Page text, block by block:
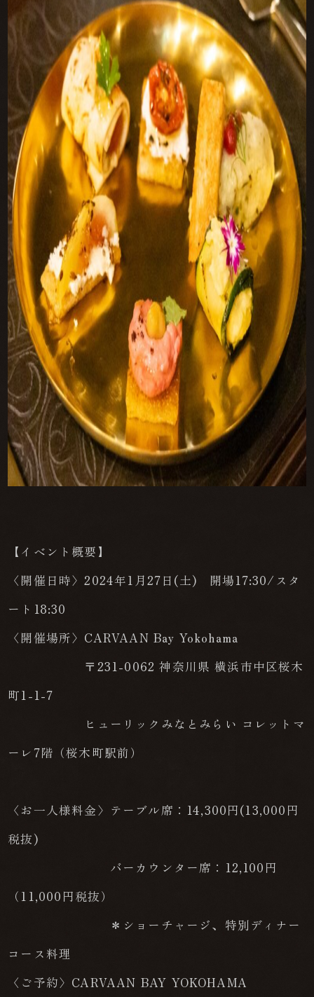
【イベント概要】
〈開催日時〉2024年1月27日(土) 開場17:30/スタ
ート18:30
〈開催場所〉CARVAAN Bay Yokohama
〒231-0062 神奈川県 横浜市中区桜木
町1-1-7
ヒューリックみなとみらい コレットマ
ーレ7階（桜木町駅前）
〈お一人様料金〉テーブル席：14,300円(13,000円
税抜)
バーカウンター席：12,100円
（11,000円税抜）
＊ショーチャージ、特別ディナー
コース料理
〈ご予約〉CARVAAN BAY YOKOHAMA